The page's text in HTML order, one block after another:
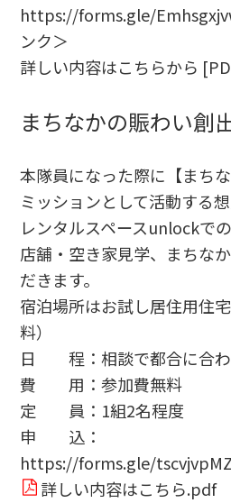
https://forms.gle/
ンク＞
詳しい内容はこちらから
まちなかの賑わい創
本隊員になった際に【まち
ミッションとして活動する想
レンタルスペースunlockで
店舗・空き家見学、まちな
だきます。
宿泊場所はお試し居住用住
料）
日 程：相談で都合に合わ
費 用：参加費無料
定 員：1組2名程度
申 込：
https://forms.gle/
詳しい内容はこちら.pdf